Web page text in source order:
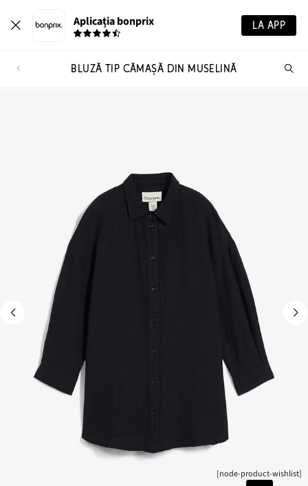
Aplicația bonprix LA APP
BLUZĂ TIP CĂMAȘĂ DIN MUSELINĂ
[node-product-wishlist]